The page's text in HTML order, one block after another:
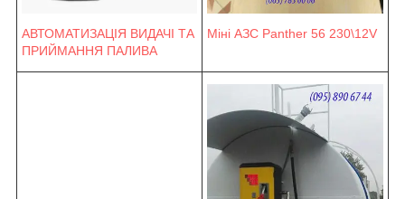
АВТОМАТИЗАЦІЯ ВИДАЧІ ТА
ПРИЙМАННЯ ПАЛИВА
Міні АЗС Panther 56 230\12V